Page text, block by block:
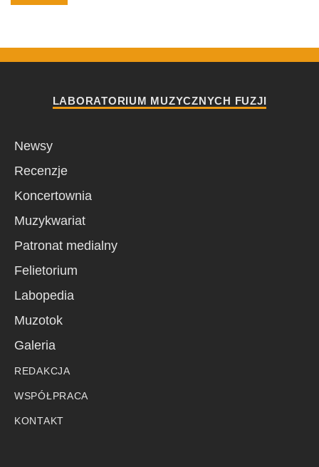
LABORATORIUM MUZYCZNYCH FUZJI
Newsy
Recenzje
Koncertownia
Muzykwariat
Patronat medialny
Felietorium
Labopedia
Muzotok
Galeria
REDAKCJA
WSPÓŁPRACA
KONTAKT